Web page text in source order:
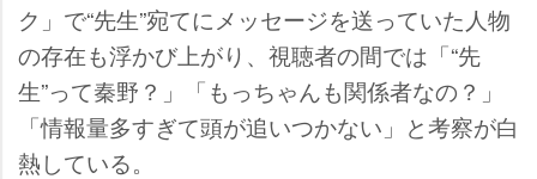
ク」で“先生”宛てにメッセージを送っていた人物
の存在も浮かび上がり、視聴者の間では「“先
生”って秦野？」「もっちゃんも関係者なの？」
「情報量多すぎて頭が追いつかない」と考察が白
熱している。